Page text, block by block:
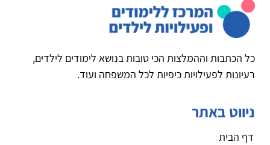
כל הכתבות וההמלצות הכי טובות בנושא לימודים לילדים,
רעיונות לפעילויות כיפיות לכל המשפחה ועוד.
ניווט באתר
דף הבית